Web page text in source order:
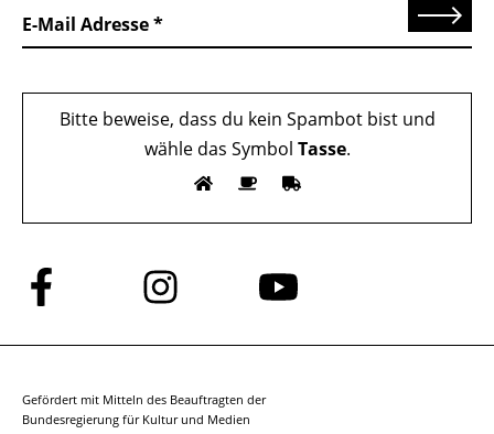
E-Mail Adresse Senden
Bitte beweise, dass du kein Spambot bist und
wähle das Symbol Tasse.
Folge
uns
auf
Folge
uns
auf
Folge
auf
Gefördert mit Mitteln des Beauftragten der
Bundesregierung für Kultur und Medien